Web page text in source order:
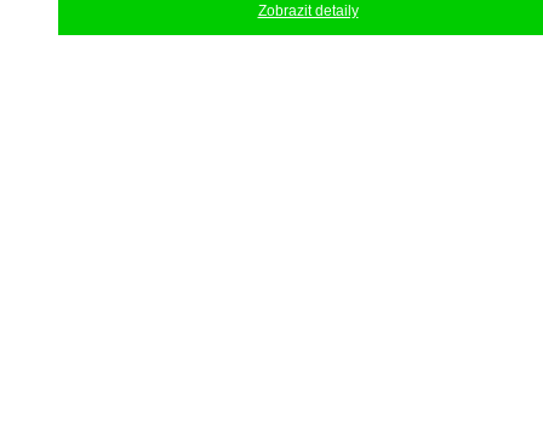
Zobrazit detaily